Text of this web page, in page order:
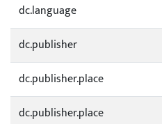
dc.language
dc.publisher
dc.publisher.place
dc.publisher.place